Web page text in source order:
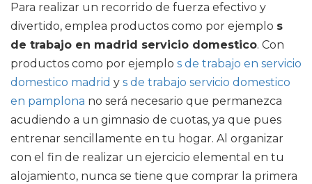
Para realizar un recorrido de fuerza efectivo y
divertido, emplea productos como por ejemplo s
de trabajo en madrid servicio domestico. Con
productos como por ejemplo s de trabajo en servicio
domestico madrid y s de trabajo servicio domestico
en pamplona no será necesario que permanezca
acudiendo a un gimnasio de cuotas, ya que pues
entrenar sencillamente en tu hogar. Al organizar
con el fin de realizar un ejercicio elemental en tu
alojamiento, nunca se tiene que comprar la primera